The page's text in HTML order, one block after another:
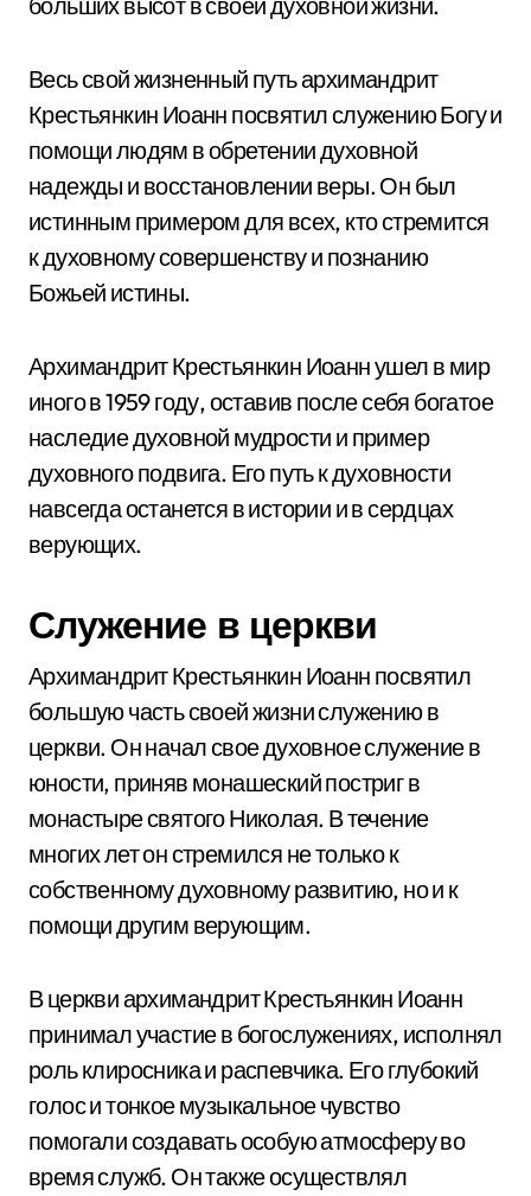
Весь свой жизненный путь архимандрит
Крестьянкин Иоанн посвятил служению Богу и
помощи людям в обретении духовной
надежды и восстановлении веры. Он был
истинным примером для всех, кто стремится
к духовному совершенству и познанию
Божьей истины.
Архимандрит Крестьянкин Иоанн ушел в мир
иного в 1959 году, оставив после себя богатое
наследие духовной мудрости и пример
духовного подвига. Его путь к духовности
навсегда останется в истории и в сердцах
верующих.
Служение в церкви
Архимандрит Крестьянкин Иоанн посвятил
большую часть своей жизни служению в
церкви. Он начал свое духовное служение в
юности, приняв монашеский постриг в
монастыре святого Николая. В течение
многих лет он стремился не только к
собственному духовному развитию, но и к
помощи другим верующим.
В церкви архимандрит Крестьянкин Иоанн
принимал участие в богослужениях, исполнял
роль клиросника и распевчика. Его глубокий
голос и тонкое музыкальное чувство
помогали создавать особую атмосферу во
время служб. Он также осуществлял